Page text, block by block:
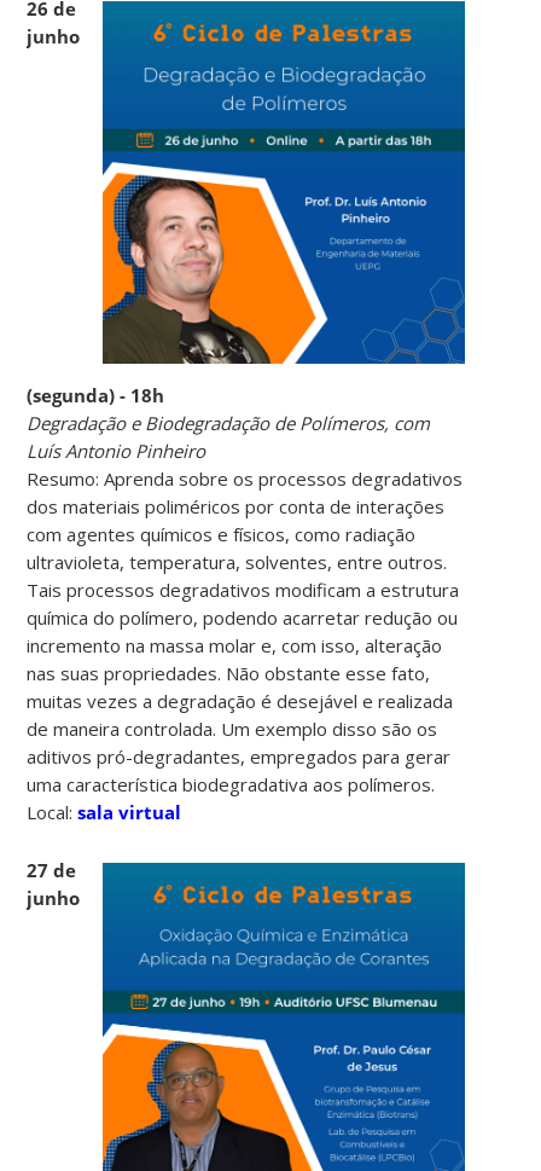
26 de
junho
(segunda) - 18h
Degradação e Biodegradação de Polímeros, com
Luís Antonio Pinheiro
Resumo: Aprenda sobre os processos degradativos
dos materiais poliméricos por conta de interações
com agentes químicos e físicos, como radiação
ultravioleta, temperatura, solventes, entre outros.
Tais processos degradativos modificam a estrutura
química do polímero, podendo acarretar redução ou
incremento na massa molar e, com isso, alteração
nas suas propriedades. Não obstante esse fato,
muitas vezes a degradação é desejável e realizada
de maneira controlada. Um exemplo disso são os
aditivos pró-degradantes, empregados para gerar
uma característica biodegradativa aos polímeros.
Local:sala virtual
27 de
junho